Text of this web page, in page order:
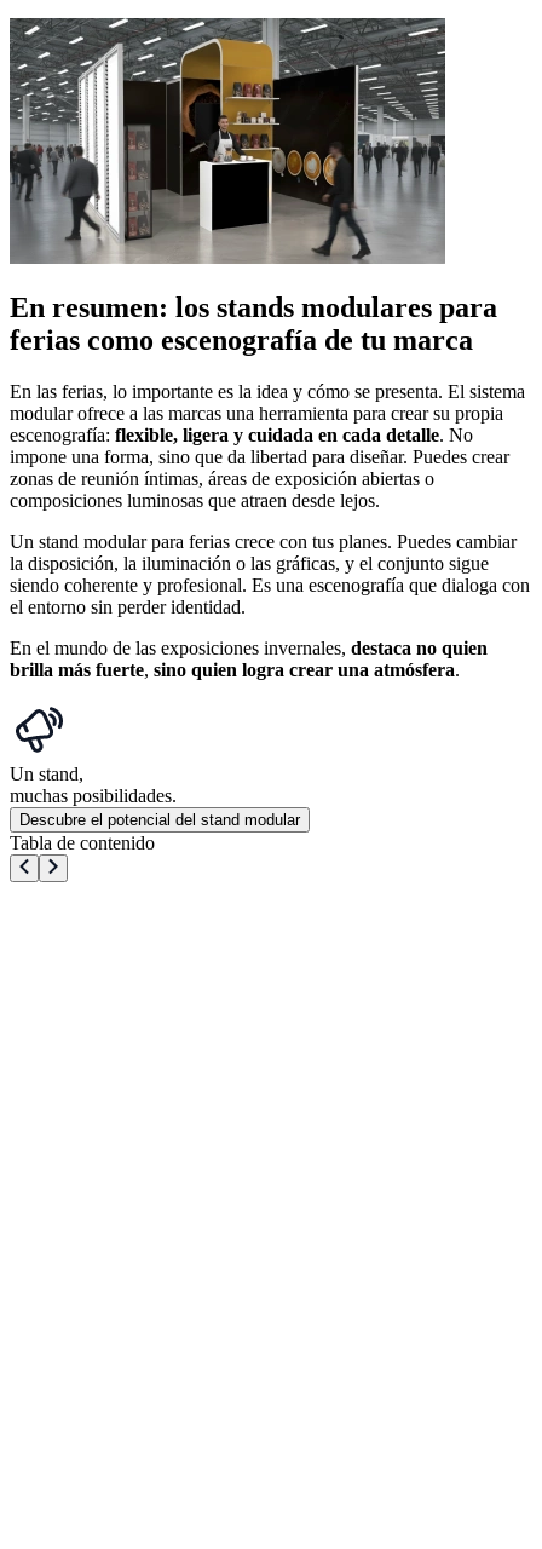
En resumen: los stands modulares para
ferias como escenografía de tu marca
En las ferias, lo importante es la idea y cómo se presenta. El sistema
modular ofrece a las marcas una herramienta para crear su propia
escenografía: flexible, ligera y cuidada en cada detalle. No
impone una forma, sino que da libertad para diseñar. Puedes crear
zonas de reunión íntimas, áreas de exposición abiertas o
composiciones luminosas que atraen desde lejos.
Un stand modular para ferias crece con tus planes. Puedes cambiar
la disposición, la iluminación o las gráficas, y el conjunto sigue
siendo coherente y profesional. Es una escenografía que dialoga con
el entorno sin perder identidad.
En el mundo de las exposiciones invernales, destaca no quien
brilla más fuerte, sino quien logra crear una atmósfera.
Un stand,
muchas posibilidades.
Descubre el potencial del stand modular
Tabla de contenido